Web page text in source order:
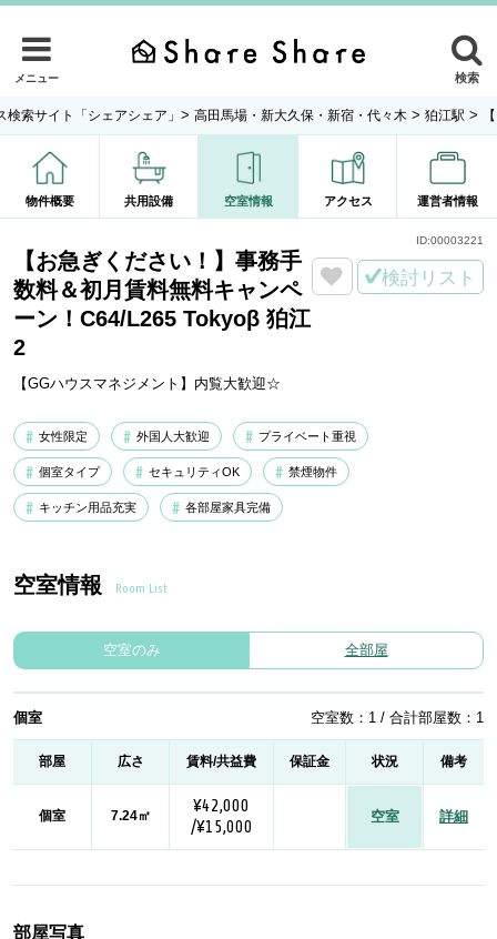
メニュー 検索
検索サイト「シェアシェア」 > 高田馬場・新大久保・新宿・代々木 > 狛江駅 >
物件概要 共用設備 空室情報 アクセス 運営者情報
【お急ぎください！】事務手
数料＆初月賃料無料キャンペ
ーン！C64/L265 Tokyoβ 狛江
2
【GGハウスマネジメント】内覧大歓迎☆
検討リスト
女性限定 外国人大歓迎 プライベート重視
個室タイプ セキュリティOK 禁煙物件
キッチン用品充実 各部屋家具完備
ID:00003221
空室情報 Room List
空室のみ 全部屋
個室 空室数：1 / 合計部屋数：1
部屋 広さ 賃料/共益費 保証金 状況 備考
個室 7.24㎡
¥42,000
/¥15,000
空室 詳細
部屋写真